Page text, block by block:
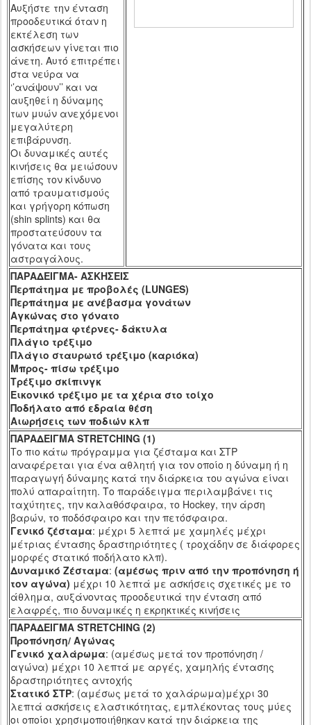
Αυξήστε την ένταση
προοδευτικά όταν η
εκτέλεση των
ασκήσεων γίνεται πιο
άνετη. Αυτό επιτρέπει
στα νεύρα να
‘’ανάψουν’’ και να
αυξηθεί η δύναμης
των μυών ανεχόμενοι
μεγαλύτερη
επιβάρυνση.
Οι δυναμικές αυτές
κινήσεις θα μειώσουν
επίσης τον κίνδυνο
από τραυματισμούς
και γρήγορη κόπωση
(shin splints) και θα
προστατεύσουν τα
γόνατα και τους
αστραγάλους.
ΠΑΡΑΔΕΙΓΜΑ- ΑΣΚΗΣΕΙΣ
Περπάτημα με προβολές (LUNGES)
Περπάτημα με ανέβασμα γονάτων
Αγκώνας στο γόνατο
Περπάτημα φτέρνες- δάκτυλα
Πλάγιο τρέξιμο
Πλάγιο σταυρωτό τρέξιμο (καριόκα)
Μπρος- πίσω τρέξιμο
Τρέξιμο σκίπινγκ
Εικονικό τρέξιμο με τα χέρια στο τοίχο
Ποδήλατο από εδραία θέση
Αιωρήσεις των ποδιών κλπ
ΠΑΡΑΔΕΙΓΜΑ STRETCHING (1)
Το πιο κάτω πρόγραμμα για ζέσταμα και ΣΤΡ
αναφέρεται για ένα αθλητή για τον οποίο η δύναμη ή η
παραγωγή δύναμης κατά την διάρκεια του αγώνα είναι
πολύ απαραίτητη. Το παράδειγμα περιλαμβάνει τις
ταχύτητες, την καλαθόσφαιρα, το Hockey, την άρση
βαρών, το ποδόσφαιρο και την πετόσφαιρα.
Γενικό ζέσταμα: μέχρι 5 λεπτά με χαμηλές μέχρι
μέτριας έντασης δραστηριότητες ( τροχάδην σε διάφορες
μορφές στατικό ποδήλατο κλπ).
Δυναμικό Ζέσταμα: (αμέσως πριν από την προπόνηση ή
τον αγώνα) μέχρι 10 λεπτά με ασκήσεις σχετικές με το
άθλημα, αυξάνοντας προοδευτικά την ένταση από
ελαφρές, πιο δυναμικές η εκρηκτικές κινήσεις
ΠΑΡΑΔΕΙΓΜΑ STRETCHING (2)
Προπόνηση/ Αγώνας
Γενικό χαλάρωμα: (αμέσως μετά τον προπόνηση /
αγώνα) μέχρι 10 λεπτά με αργές, χαμηλής έντασης
δραστηριότητες αντοχής
Στατικό ΣΤΡ: (αμέσως μετά το χαλάρωμα)μέχρι 30
λεπτά ασκήσεις ελαστικότητας, εμπλέκοντας τους μύες
οι οποίοι χρησιμοποιήθηκαν κατά την διάρκεια της